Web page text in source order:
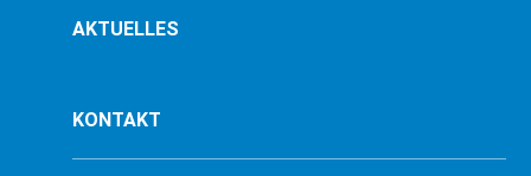
AKTUELLES
KONTAKT